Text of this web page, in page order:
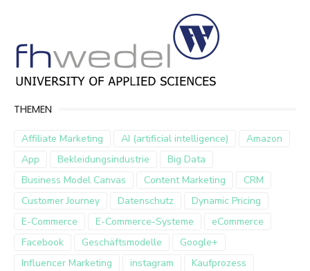
THEMEN
Affiliate Marketing AI (artificial intelligence)
Amazon
App
Bekleidungsindustrie
Big Data
Business Model Canvas
Content Marketing
CRM
Customer Journey
Datenschutz
Dynamic Pricing
E-Commerce
E-Commerce-Systeme
eCommerce
Facebook
Geschäftsmodelle
Google+
Influencer Marketing
instagram
Kaufprozess